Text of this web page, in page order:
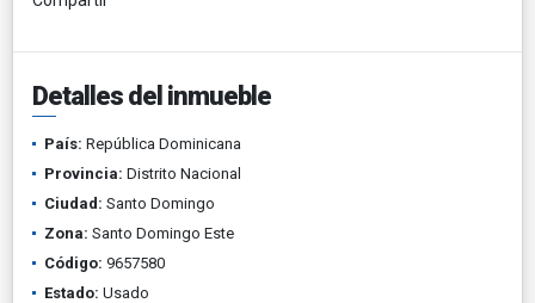
Detalles del inmueble
País: República Dominicana
Provincia: Distrito Nacional
Ciudad: Santo Domingo
Zona: Santo Domingo Este
Código: 9657580
Estado: Usado